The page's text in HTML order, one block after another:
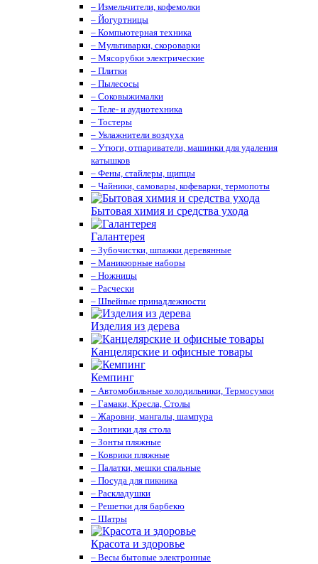
– Измельчители, кофемолки
– Йогуртницы
– Компьютерная техника
– Мультиварки, скороварки
– Мясорубки электрические
– Плитки
– Пылесосы
– Соковыжималки
– Теле- и аудиотехника
– Тостеры
– Увлажнители воздуха
– Утюги, отпариватели, машинки для удаления
катышков
– Фены, стайлеры, щипцы
– Чайники, самовары, кофеварки, термопоты
Бытовая химия и средства ухода
Галантерея
– Зубочистки, шпажки деревянные
– Маникюрные наборы
– Ножницы
– Расчески
– Швейные принадлежности
Изделия из дерева
Канцелярские и офисные товары
Кемпинг
– Автомобильные холодильники, Термосумки
– Гамаки, Кресла, Столы
– Жаровни, мангалы, шампура
– Зонтики для стола
– Зонты пляжные
– Коврики пляжные
– Палатки, мешки спальные
– Посуда для пикника
– Раскладушки
– Решетки для барбекю
– Шатры
Красота и здоровье
– Весы бытовые электронные